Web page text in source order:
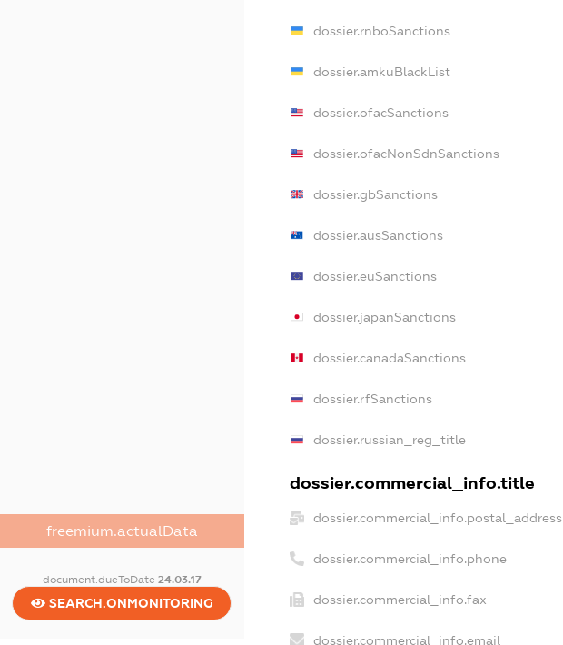
freemium.actualData
document.dueToDate 24.03.17
SEARCH.ONMONITORING
dossier.rnboSanctions
dossier.amkuBlackList
dossier.ofacSanctions
dossier.ofacNonSdnSanctions
dossier.gbSanctions
dossier.ausSanctions
dossier.euSanctions
dossier.japanSanctions
dossier.canadaSanctions
dossier.rfSanctions
dossier.russian_reg_title
dossier.commercial_info.title
dossier.commercial_info.postal_address
dossier.commercial_info.phone
dossier.commercial_info.fax
dossier.commercial_info.email